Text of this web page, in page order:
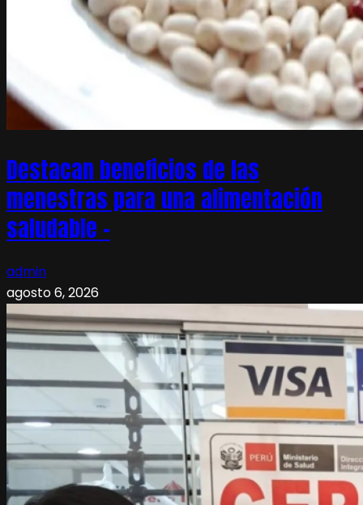
Destacan beneficios de las
menestras para una alimentación
saludable –
admin
agosto 6, 2026